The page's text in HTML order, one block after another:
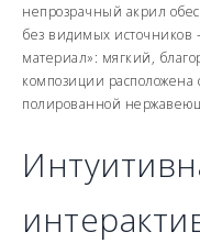
непрозрачный акрил
без видимых источников
материал»: мягкий,
композиции расположена
полированной